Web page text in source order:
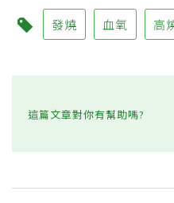
發燒 血氧 高
這篇文章對你有幫助嗎?